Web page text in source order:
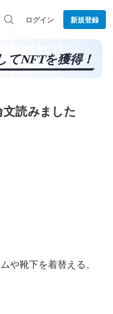
ログイン 新規登録
読みました
や靴下を着替える、